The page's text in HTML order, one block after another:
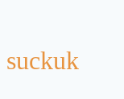
suckuk